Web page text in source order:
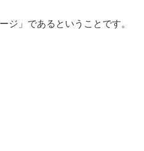
」であるということです。